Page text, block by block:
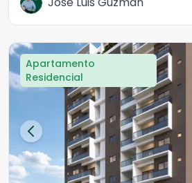
Apartamento
Residencial